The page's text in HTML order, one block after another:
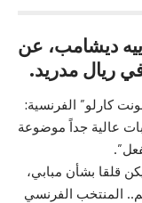
ديشامب، عن
ريال مدريد.
كارلو” الفرنسية:
عالية جداً موضوعة
قلقا بشأن مبابي،
المنتخب الفرنسي